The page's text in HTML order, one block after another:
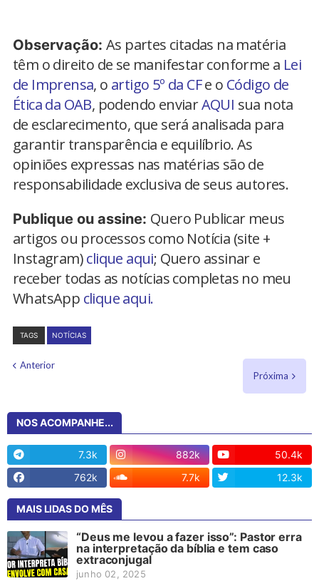
Observação: As partes citadas na matéria
têm o direito de se manifestar conforme a Lei
de Imprensa, o artigo 5º da CFe o Código de
Ética da OAB, podendo enviarAQUI sua nota
de esclarecimento, que será analisada para
garantir transparência e equilíbrio. As
opiniões expressas nas matérias são de
responsabilidade exclusiva de seus autores.
Publique ou assine: Quero Publicar meus
artigos ou processos como Notícia (site +
Instagram)clique aqui; Quero assinar e
receber todas as notícias completas no meu
WhatsApp clique aqui.
TAGS NOTÍCIAS
Anterior
Próxima
NOS ACOMPANHE...
7.3k 882k
50.4k
762k
7.7k 12.3k
MAIS LIDAS DO MÊS
“Deus me levou a fazer isso”: Pastor erra
na interpretação da bíblia e tem caso
extraconjugal
junho 02, 2025